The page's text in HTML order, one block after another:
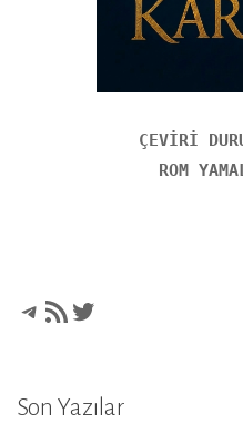
ÇEVİRİ
ROM
Telegram
RSS akışıTwitter
Son Yazılar